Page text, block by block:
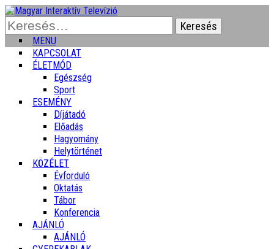
Keresés:
MENU
KAPCSOLAT
ÉLETMÓD
Egészség
Sport
ESEMÉNY
Díjátadó
Előadás
Hagyomány
Helytörténet
KÖZÉLET
Évforduló
Oktatás
Tábor
Konferencia
AJÁNLÓ
AJÁNLÓ